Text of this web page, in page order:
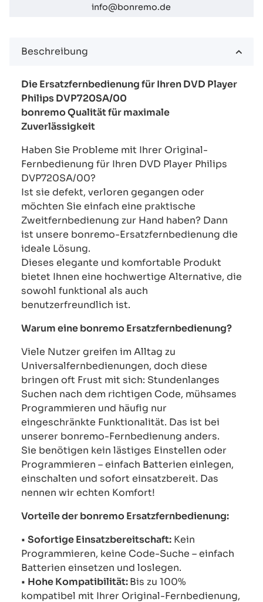
info@bonremo.de
Beschreibung
Die Ersatzfernbedienung für Ihren DVD Player
Philips DVP720SA/00
bonremo Qualität für maximale
Zuverlässigkeit
Haben Sie Probleme mit Ihrer Original-
Fernbedienung für Ihren DVD Player Philips
DVP720SA/00?
Ist sie defekt, verloren gegangen oder
möchten Sie einfach eine praktische
Zweitfernbedienung zur Hand haben? Dann
ist unsere bonremo-Ersatzfernbedienung die
ideale Lösung.
Dieses elegante und komfortable Produkt
bietet Ihnen eine hochwertige Alternative, die
sowohl funktional als auch
benutzerfreundlich ist.
Warum eine bonremo Ersatzfernbedienung?
Viele Nutzer greifen im Alltag zu
Universalfernbedienungen, doch diese
bringen oft Frust mit sich: Stundenlanges
Suchen nach dem richtigen Code, mühsames
Programmieren und häufig nur
eingeschränkte Funktionalität. Das ist bei
unserer bonremo-Fernbedienung anders.
Sie benötigen kein lästiges Einstellen oder
Programmieren – einfach Batterien einlegen,
einschalten und sofort einsatzbereit. Das
nennen wir echten Komfort!
Vorteile der bonremo Ersatzfernbedienung:
• Sofortige Einsatzbereitschaft: Kein
Programmieren, keine Code-Suche – einfach
Batterien einsetzen und loslegen.
• Hohe Kompatibilität:Bis zu 100%
kompatibel mit Ihrer Original-Fernbedienung,